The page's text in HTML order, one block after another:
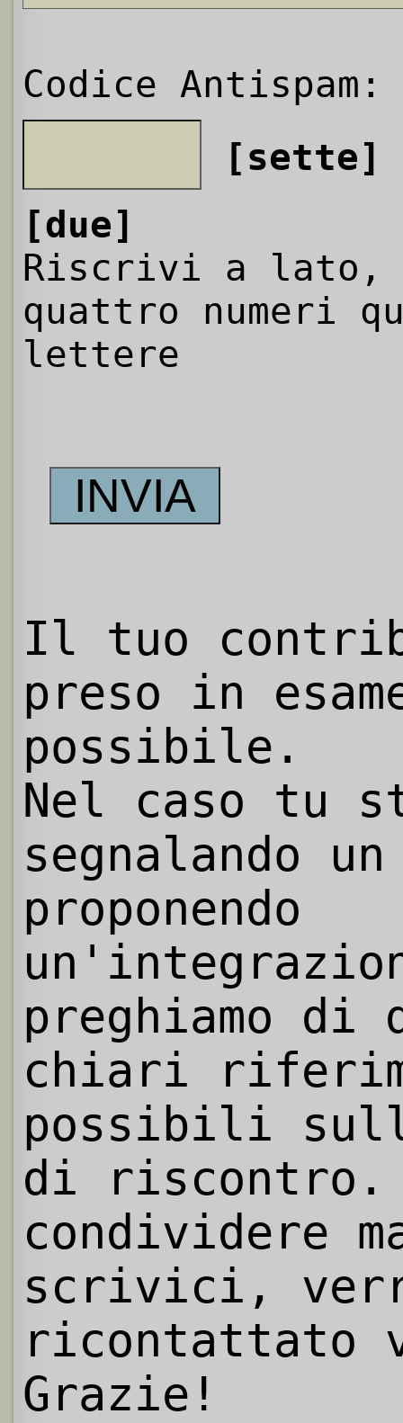
Codice Antispam:
[sette]
[due]
Riscrivi a
quattro numeri
lettere
Il tuo
preso in
possibile.
Nel caso tu
segnalando
proponendo
preghiamo
chiari
possibili
di riscontro.
condividere
scrivici,
ricontattato
Grazie!